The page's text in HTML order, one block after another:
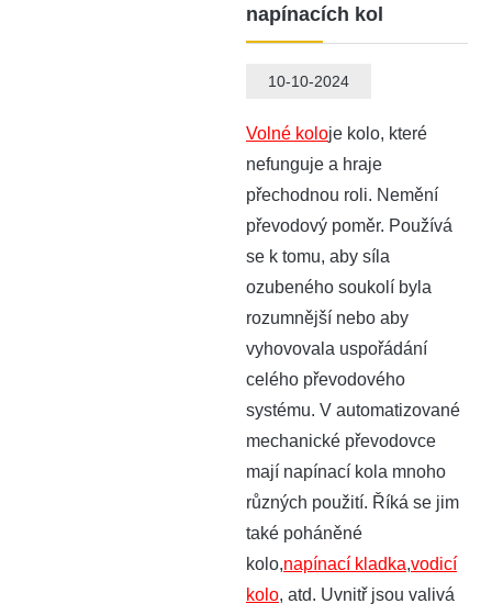
napínacích kol
10-10-2024
Volné koloje kolo, které
nefunguje a hraje
přechodnou roli. Nemění
převodový poměr. Používá
se k tomu, aby síla
ozubeného soukolí byla
rozumnější nebo aby
vyhovovala uspořádání
celého převodového
systému. V automatizované
mechanické převodovce
mají napínací kola mnoho
různých použití. Říká se jim
také poháněné
kolo,napínací kladka,vodicí
kolo, atd. Uvnitř jsou valivá